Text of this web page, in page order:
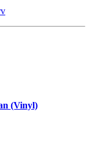
(Vinyl)